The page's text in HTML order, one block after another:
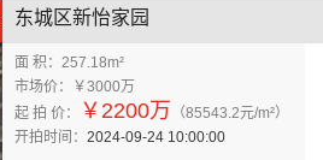
东城区新怡家园
面 积：257.18m²
市场价：￥3000万
起 拍 价：
￥2200万
（85543.2元/m²）
开拍时间：2024-09-24 10:00:00